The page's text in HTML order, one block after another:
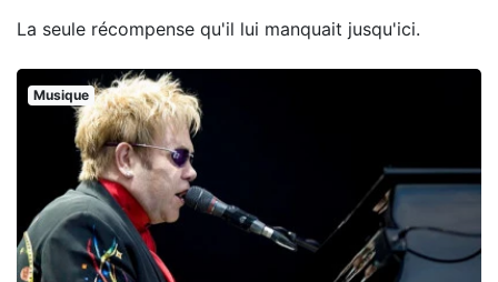
La seule récompense qu'il lui manquait jusqu'ici.
Musique